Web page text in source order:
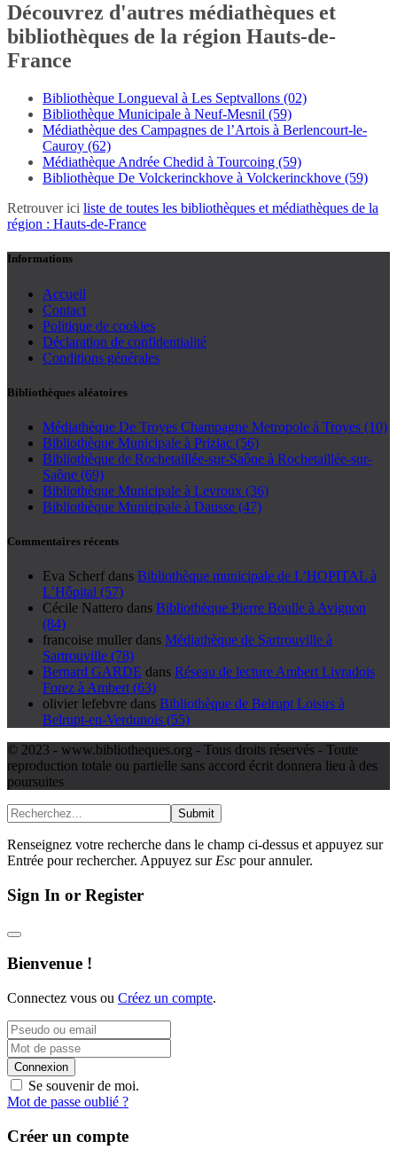
Découvrez d'autres médiathèques et
bibliothèques de la région Hauts-de-
France
Bibliothèque Longueval à Les Septvallons (02)
Bibliothèque Municipale à Neuf-Mesnil (59)
Médiathèque des Campagnes de l’Artois à Berlencourt-le-
Cauroy (62)
Médiathèque Andrée Chedid à Tourcoing (59)
Bibliothèque De Volckerinckhove à Volckerinckhove (59)
Retrouver ici liste de toutes les bibliothèques et médiathèques de la
région : Hauts-de-France
Informations
Accueil
Contact
Politique de cookies
Déclaration de confidentialité
Conditions générales
Bibliothèques aléatoires
Médiathèque De Troyes Champagne Metropole à Troyes (10)
Bibliothèque Municipale à Priziac (56)
Bibliothèque de Rochetaillée-sur-Saône à Rochetaillée-sur-
Saône (69)
Bibliothèque Municipale à Levroux (36)
Bibliothèque Municipale à Dausse (47)
Commentaires récents
Eva Scherf dans Bibliothèque municipale de L’HOPITAL à
L’Hôpital (57)
Cécile Nattero dans Bibliothèque Pierre Boulle à Avignon
(84)
francoise muller dans Médiathèque de Sartrouville à
Sartrouville (78)
Bernard GARDE dans Réseau de lecture Ambert Livradois
Forez à Ambert (63)
olivier lefebvre dans Bibliothèque de Belrupt Loisirs à
Belrupt-en-Verdunois (55)
© 2023 - www.bibliotheques.org - Tous droits réservés - Toute
reproduction totale ou partielle sans accord écrit donnera lieu à des
poursuites
Submit
Renseignez votre recherche dans le champ ci-dessus et appuyez sur
Entrée pour rechercher. Appuyez sur Esc pour annuler.
Sign In or Register
Bienvenue !
Connectez vous ou Créez un compte.
Connexion
Se souvenir de moi.
Mot de passe oublié ?
Créer un compte